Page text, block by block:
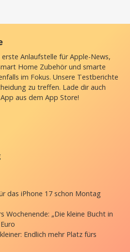
Anlaufstelle für Apple-News,
Home Zubehör und smarte
im Fokus. Unsere Testberichte
zu treffen. Lade dir auch
aus dem App Store!
das iPhone 17 schon Montag
Wochenende: „Die kleine Bucht in
Endlich mehr Platz fürs